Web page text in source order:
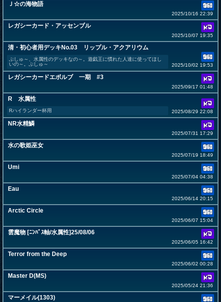
Ｊ☆の海物語
2025/10/16 22:39
レガシーカード・アッセンブル
2025/10/07 19:35
清・初心者用デッキNo.03 リップル・アクアリウム
ぷしゅ～、水属性のデッキなの～。遊戯王に慣れた人達に使ってほし
いの～。ぷしゅ～
2025/10/02 19:53
レガシーカードエボルブ 一期 #3
2025/09/17 01:48
R 水属性
Rハイランダー杯用 2025/08/29 22:08
NR水精鱗
2025/07/31 17:29
水の歌姫巫女
2025/07/19 18:49
Umi
2025/07/04 04:38
Eau
2025/06/14 20:15
Arctic Circle
2025/06/07 15:04
雲魔物 [ﾆﾝﾊﾞｽ軸/水属性]25/08/06
2025/06/05 16:42
Terror from the Deep
2025/06/02 00:28
Master D(MS)
2025/05/24 21:36
マーメイル(1303)